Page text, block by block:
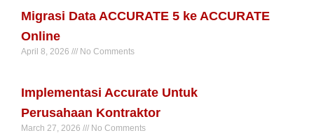
Migrasi Data ACCURATE 5 ke ACCURATE
Online
April 8, 2026 No Comments
Implementasi Accurate Untuk
Perusahaan Kontraktor
March 27, 2026 No Comments